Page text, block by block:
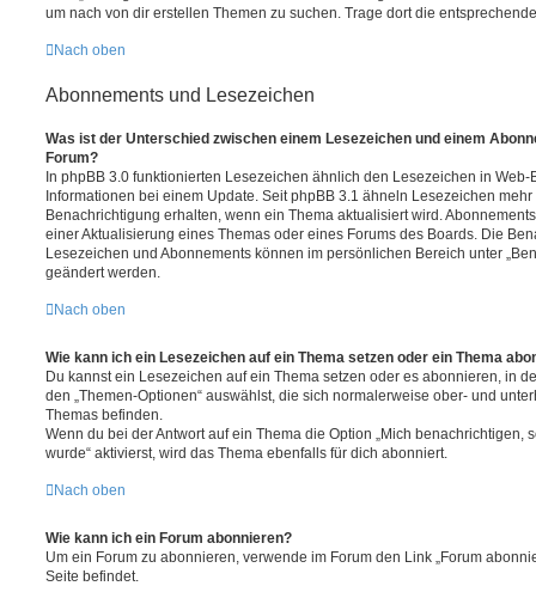
um nach von dir erstellen Themen zu suchen. Trage dort die
Nach oben
Abonnements und Lesezeichen
Was ist der Unterschied zwischen einem Lesezeichen und einem
Forum?
In phpBB 3.0 funktionierten Lesezeichen ähnlich den Lesezeichen in
Informationen bei einem Update. Seit phpBB 3.1 ähneln Lesezeichen
Benachrichtigung erhalten, wenn ein Thema aktualisiert wird.
einer Aktualisierung eines Themas oder eines Forums des Boards. Die
Lesezeichen und Abonnements können im persönlichen Bereich unter
geändert werden.
Nach oben
Wie kann ich ein Lesezeichen auf ein Thema setzen oder ein Thema
Du kannst ein Lesezeichen auf ein Thema setzen oder es abonnieren, in
den „Themen-Optionen“ auswählst, die sich normalerweise ober- und
Themas befinden.
Wenn du bei der Antwort auf ein Thema die Option „Mich benachrichtigen,
wurde“ aktivierst, wird das Thema ebenfalls für dich abonniert.
Nach oben
Wie kann ich ein Forum abonnieren?
Um ein Forum zu abonnieren, verwende im Forum den Link „Forum
Seite befindet.